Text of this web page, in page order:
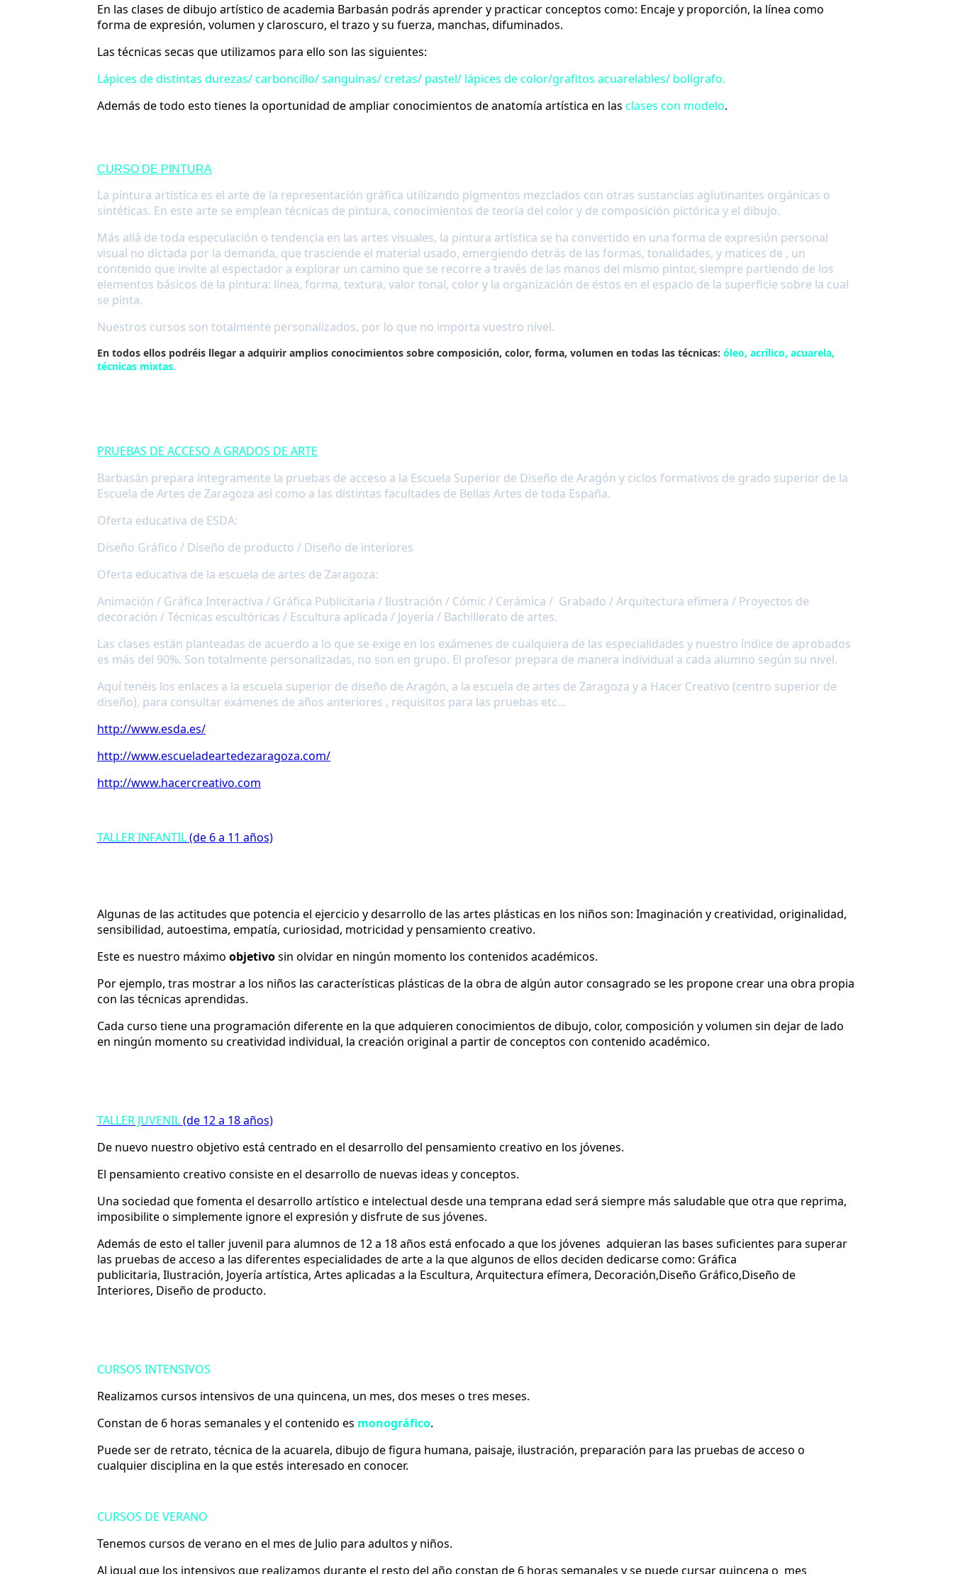
En las clases de dibujo artístico de academia Barbasán podrás aprender y practicar conceptos como: Encaje y proporción, la línea como
forma de expresión, volumen y claroscuro, el trazo y su fuerza, manchas, difuminados.
Las técnicas secas que utilizamos para ello son las siguientes:
Lápices de distintas durezas/ carboncillo/ sanguinas/ cretas/ pastel/ lápices de color/grafitos acuarelables/ bolígrafo.
Además de todo esto tienes la oportunidad de ampliar conocimientos de anatomía artística en las clases con modelo.
CURSO DE PINTURA
La pintura artística es el arte de la representación gráfica utilizando pigmentos mezclados con otras sustancias aglutinantes orgánicas o
sintéticas. En este arte se emplean técnicas de pintura, conocimientos de teoría del color y de composición pictórica y el dibujo.
Más allá de toda especulación o tendencia en las artes visuales, la pintura artística se ha convertido en una forma de expresión personal
visual no dictada por la demanda, que trasciende el material usado, emergiendo detrás de las formas, tonalidades, y matices de , un
contenido que invite al espectador a explorar un camino que se recorre a través de las manos del mismo pintor, siempre partiendo de los
elementos básicos de la pintura: línea, forma, textura, valor tonal, color y la organización de éstos en el espacio de la superficie sobre la cual
se pinta.
Nuestros cursos son totalmente personalizados, por lo que no importa vuestro nivel.
En todos ellos podréis llegar a adquirir amplios conocimientos sobre composición, color, forma, volumen en todas las técnicas: óleo, acrílico, acuarela,
técnicas mixtas.
PRUEBAS DE ACCESO A GRADOS DE ARTE
Barbasán prepara íntegramente la pruebas de acceso a la Escuela Superior de Diseño de Aragón y ciclos formativos de grado superior de la
Escuela de Artes de Zaragoza así como a las distintas facultades de Bellas Artes de toda España.
Oferta educativa de ESDA:
Diseño Gráfico / Diseño de producto / Diseño de interiores
Oferta educativa de la escuela de artes de Zaragoza:
Animación / Gráfica Interactiva / Gráfica Publicitaria / Ilustración / Cómic / Cerámica / Grabado / Arquitectura efímera / Proyectos de
decoración / Técnicas escultóricas / Escultura aplicada / Joyería / Bachillerato de artes.
Las clases están planteadas de acuerdo a lo que se exige en los exámenes de cualquiera de las especialidades y nuestro índice de aprobados
es más del 90%. Son totalmente personalizadas, no son en grupo. El profesor prepara de manera individual a cada alumno según su nivel.
Aquí tenéis los enlaces a la escuela superior de diseño de Aragón, a la escuela de artes de Zaragoza y a Hacer Creativo (centro superior de
diseño), para consultar exámenes de años anteriores , requisitos para las pruebas etc...
http://www.esda.es/
http://www.escueladeartedezaragoza.com/
http://www.hacercreativo.com
TALLER INFANTIL(de 6 a 11 años)
Algunas de las actitudes que potencia el ejercicio y desarrollo de las artes plásticas en los niños son: Imaginación y creatividad, originalidad,
sensibilidad, autoestima, empatía, curiosidad, motricidad y pensamiento creativo.
Este es nuestro máximo objetivosin olvidar en ningún momento los contenidos académicos.
Por ejemplo, tras mostrar a los niños las características plásticas de la obra de algún autor consagrado se les propone crear una obra propia
con las técnicas aprendidas.
Cada curso tiene una programación diferente en la que adquieren conocimientos de dibujo, color, composición y volumen sin dejar de lado
en ningún momento su creatividad individual, la creación original a partir de conceptos con contenido académico.
TALLER JUVENIL(de 12 a 18 años)
De nuevo nuestro objetivo está centrado en el desarrollo del pensamiento creativo en los jóvenes.
El pensamiento creativo consiste en el desarrollo de nuevas ideas y conceptos.
Una sociedad que fomenta el desarrollo artístico e intelectual desde una temprana edad será siempre más saludable que otra que reprima,
imposibilite o simplemente ignore el expresión y disfrute de sus jóvenes.
Además de esto el taller juvenil para alumnos de 12 a 18 años está enfocado a que los jóvenes adquieran las bases suficientes para superar
las pruebas de acceso a las diferentes especialidades de arte a la que algunos de ellos deciden dedicarse como: Gráfica
publicitaria, Ilustración, Joyería artística, Artes aplicadas a la Escultura, Arquitectura efímera, Decoración,Diseño Gráfico,Diseño de
Interiores, Diseño de producto.
CURSOS INTENSIVOS
Realizamos cursos intensivos de una quincena, un mes, dos meses o tres meses.
Constan de 6 horas semanales y el contenido es monográfico.
Puede ser de retrato, técnica de la acuarela, dibujo de figura humana, paisaje, ilustración, preparación para las pruebas de acceso o
cualquier disciplina en la que estés interesado en conocer.
CURSOS DE VERANO
Tenemos cursos de verano en el mes de Julio para adultos y niños.
Al igual que los intensivos que realizamos durante el resto del año constan de 6 horas semanales y se puede cursar quincena o mes